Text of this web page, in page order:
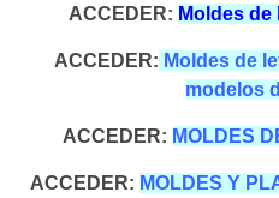
ACCEDER: Moldes
ACCEDER: Moldes de
modelos
ACCEDER: MOLDES
ACCEDER: MOLDES Y